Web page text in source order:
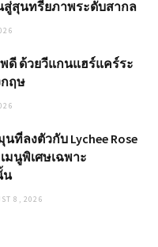
สุนทรียภาพระดับสากล
ดี ด้วยวีแกนแฮร์แคร์ระ
ฤษ
ที่ลงตัวกับ Lychee Rose
เมนูพิเศษเฉพาะ
น
8, 2026